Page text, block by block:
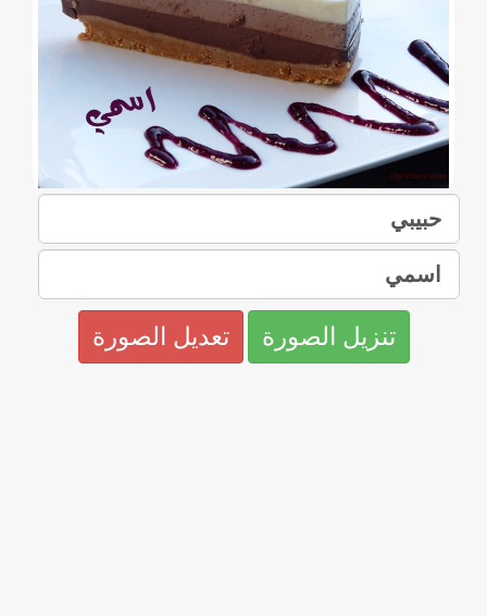
تعديل الصورة تنزيل الصورة